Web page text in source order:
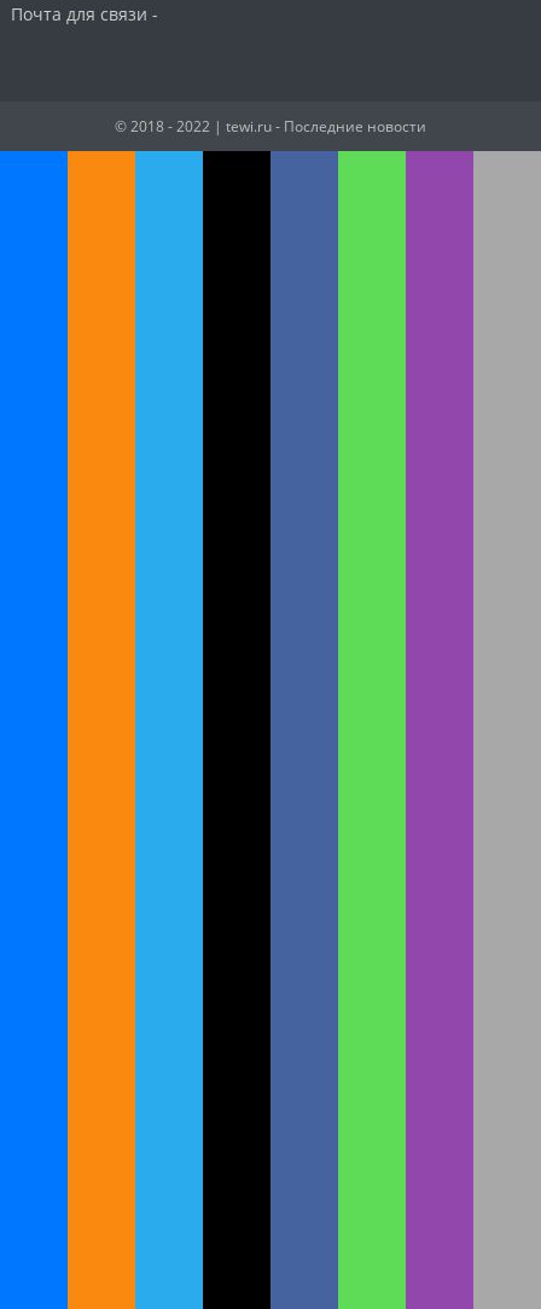
Почта для связи -
© 2018 - 2022 | tewi.ru - Последние новости